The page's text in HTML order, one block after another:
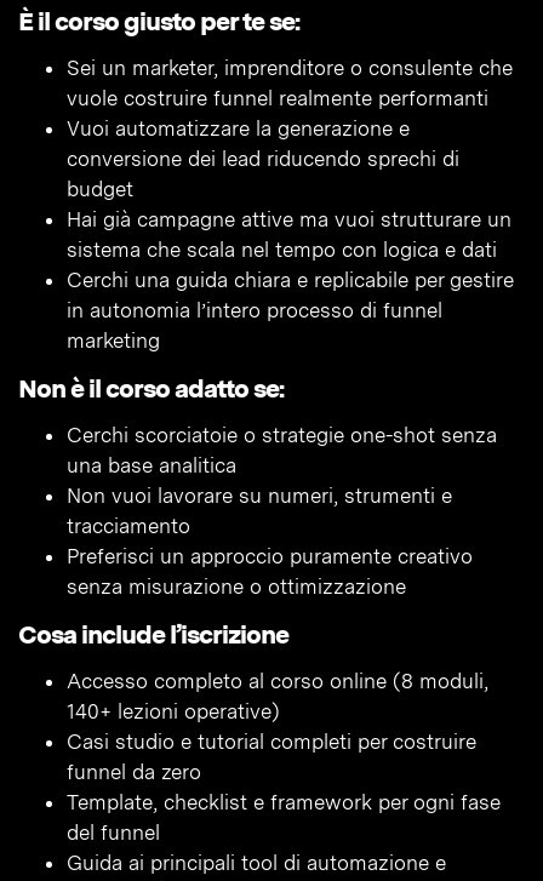
È il corso giusto per te se:
Sei un marketer, imprenditore o consulente che
vuole costruire funnel realmente performanti
Vuoi automatizzare la generazione e
conversione dei lead riducendo sprechi di
budget
Hai già campagne attive ma vuoi strutturare un
sistema che scala nel tempo con logica e dati
Cerchi una guida chiara e replicabile per gestire
in autonomia l’intero processo di funnel
marketing
Non è il corso adatto se:
Cerchi scorciatoie o strategie one-shot senza
una base analitica
Non vuoi lavorare su numeri, strumenti e
tracciamento
Preferisci un approccio puramente creativo
senza misurazione o ottimizzazione
Cosa include l’iscrizione
Accesso completo al corso online (8 moduli,
140+ lezioni operative)
Casi studio e tutorial completi per costruire
funnel da zero
Template, checklist e framework per ogni fase
del funnel
Guida ai principali tool di automazione e